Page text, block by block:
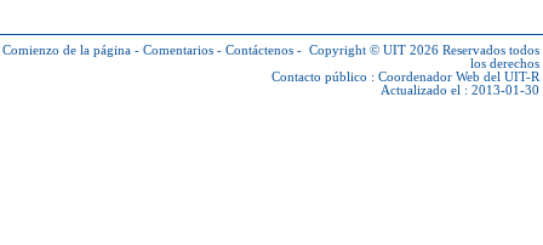
Comienzo de la página - Comentarios - Contáctenos - Copyright © UIT 2026 Reservados todos
los derechos
Contacto público : Coordenador Web del UIT-R
Actualizado el : 2013-01-30